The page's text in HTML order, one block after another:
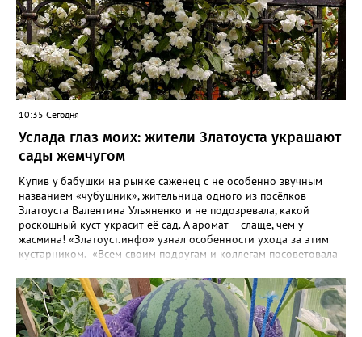
10:35 Сегодня
Услада глаз моих: жители Златоуста украшают
сады жемчугом
Купив у бабушки на рынке саженец с не особенно звучным
названием «чубушник», жительница одного из посёлков
Златоуста Валентина Ульяненко и не подозревала, какой
роскошный куст украсит её сад. А аромат – слаще, чем у
жасмина! «Златоуст.инфо» узнал особенности ухода за этим
кустарником. «Всем своим подругам и коллегам посоветовала
городе всё больше, - рассказала нашему порталу Валентина. – У
меня растёт, на мой взгляд, самый красивый сорт – «Жемчуг».
Моему кусту (на фото) четыре года, достаточно компактный.
Махровые цветки - диаметром шесть сантиметров. Цветёт в